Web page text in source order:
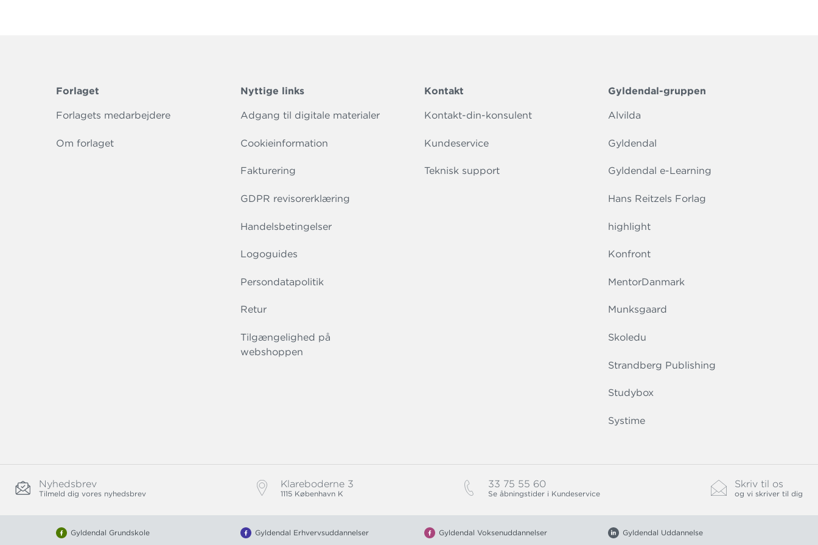
Forlaget
Forlagets medarbejdere
Om forlaget
Nyttige links
Adgang til digitale materialer
Cookieinformation
Fakturering
GDPR revisorerklæring
Handelsbetingelser
Logoguides
Persondatapolitik
Retur
Tilgængelighed på
webshoppen
Kontakt
Kontakt-din-konsulent
Kundeservice
Teknisk support
Gyldendal-gruppen
Alvilda
Gyldendal
Gyldendal e-Learning
Hans Reitzels Forlag
highlight
Konfront
MentorDanmark
Munksgaard
Skoledu
Strandberg Publishing
Studybox
Systime
Nyhedsbrev
Tilmeld dig vores nyhedsbrev
Klareboderne 3
1115 København K
33 75 55 60
Se åbningstider i Kundeservice
Skriv til os
og vi skriver til dig
Gyldendal Grundskole Gyldendal Erhvervsuddannelser Gyldendal Voksenuddannelser Gyldendal Uddannelse